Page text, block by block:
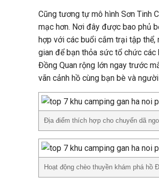
Cũng tương tự mô hình Sơn Tinh
mạc hơn. Nơi đây được bao phủ
hợp với các buổi cắm trại tập
gian để bạn thỏa sức tổ chức các
Đồng Quan rộng lớn ngay trước
vãn cảnh hồ cùng bạn bè và người
Địa điểm thích hợp cho chuyến dã
Hoạt động chèo thuyền khám phá hồ